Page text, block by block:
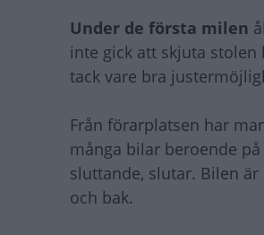
Under de första milen
inte gick att skjuta
tack vare bra
Från förarplatsen har
många bilar beroende
sluttande, slutar. Bilen
och bak.